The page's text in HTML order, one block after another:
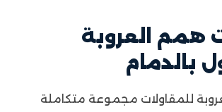
همم العروبة
بالدمام
للمقاولات مجموعة متكاملة